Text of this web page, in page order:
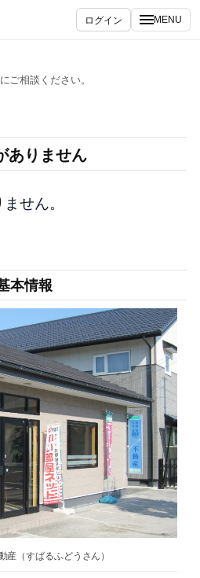
ログイン MENU
ご相談ください。
ありません
せん。
本情報
産（すばるふどうさん）